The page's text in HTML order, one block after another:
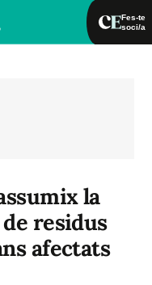
Fes-te
soci/a
la
residus
afectats